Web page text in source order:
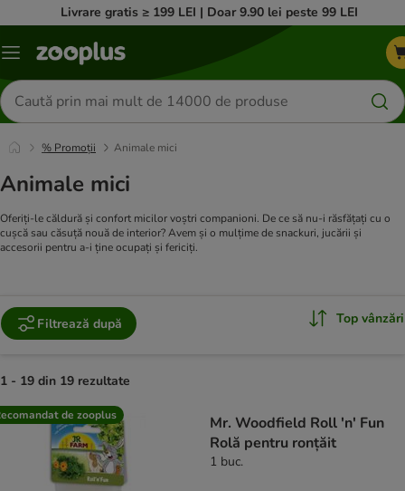
Livrare gratis ≥ 199 LEI | Doar 9.90 lei peste 99 LEI
Categorii
Căutare
produse
% Promoții Animale mici
Animale mici
Oferiți-le căldură și confort micilor voștri companioni. De ce să nu-i răsfățați cu o
cușcă sau căsuță nouă de interior? Avem și o mulțime de snackuri, jucării și
accesorii pentru a-i ține ocupați și fericiți.
Filtrează după Top vânzări
1 - 19 din 19 rezultate
product items have been changed
de zooplus
Mr. Woodfield Roll 'n' Fun
Rolă pentru ronțăit
1 buc.